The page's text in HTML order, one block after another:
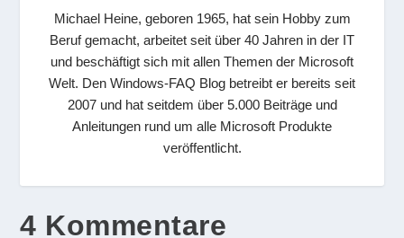
Michael Heine, geboren 1965, hat sein Hobby zum
Beruf gemacht, arbeitet seit über 40 Jahren in der IT
und beschäftigt sich mit allen Themen der Microsoft
Welt. Den Windows-FAQ Blog betreibt er bereits seit
2007 und hat seitdem über 5.000 Beiträge und
Anleitungen rund um alle Microsoft Produkte
veröffentlicht.
4 Kommentare